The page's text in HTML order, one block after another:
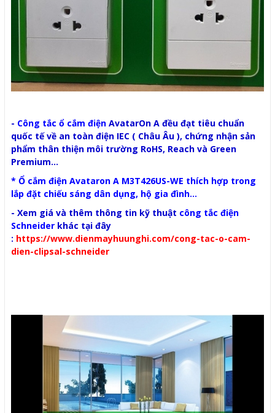
- Công tắc ổ cắm điện AvatarOn A đều đạt tiêu chuẩn
quốc tế về an toàn điện IEC ( Châu Âu ), chứng nhận sản
phẩm thân thiện môi trường RoHS, Reach và Green
Premium...
* Ổ cắm điện Avataron A M3T426US-WE thích hợp trong
lắp đặt chiếu sáng dân dụng, hộ gia đình...
- Xem giá và thêm thông tin kỹ thuật công tắc điện
Schneider khác tại đây
: https://www.dienmayhuunghi.com/cong-tac-o-cam-
dien-clipsal-schneider